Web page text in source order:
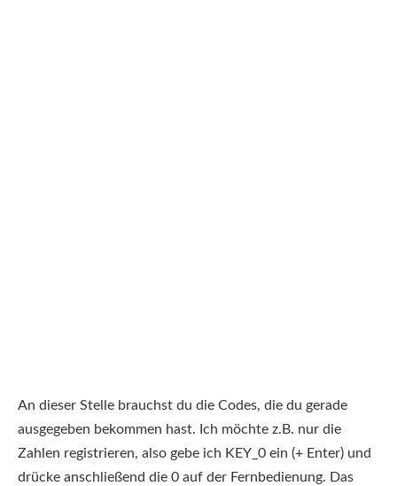
An dieser Stelle brauchst du die Codes, die du gerade
ausgegeben bekommen hast. Ich möchte z.B. nur die
Zahlen registrieren, also gebe ich KEY_0 ein (+ Enter) und
drücke anschließend die 0 auf der Fernbedienung. Das